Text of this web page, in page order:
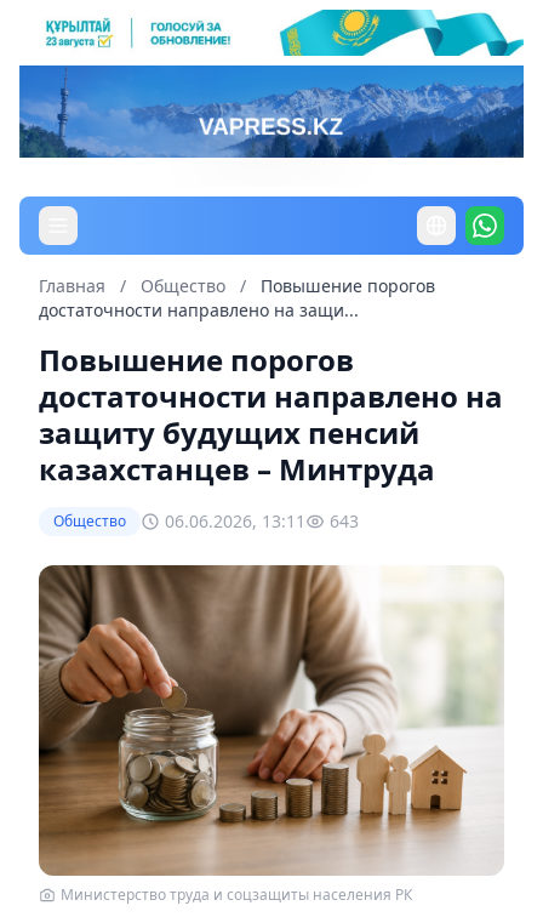
Главная / Общество /
Повышение порогов
достаточности направлено на защи...
Повышение порогов
достаточности направлено на
защиту будущих пенсий
казахстанцев – Минтруда
Общество 06.06.2026, 13:11 643
Министерство труда и соцзащиты населения РК